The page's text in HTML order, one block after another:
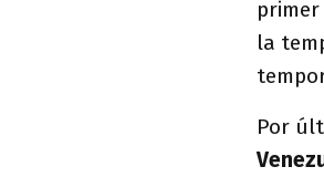
la
Por